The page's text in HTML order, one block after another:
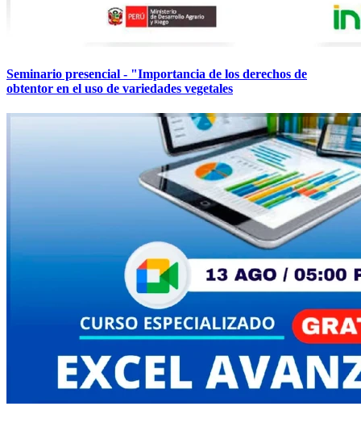
Seminario presencial - "Importancia de los derechos de
obtentor en el uso de variedades vegetales